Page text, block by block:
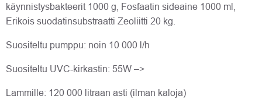
käynnistysbakteerit 1000 g, Fosfaatin sideaine 1000 ml,
Erikois suodatinsubstraatti Zeoliitti 20 kg.
Suositeltu pumppu: noin 10 000 l/h
Suositeltu UVC-kirkastin: 55W –>
Lammille: 120 000 litraan asti (ilman kaloja)